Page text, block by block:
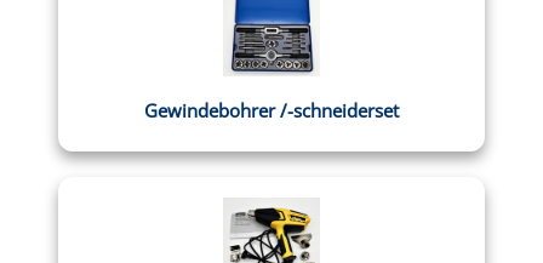
Gewindebohrer /-schneiderset